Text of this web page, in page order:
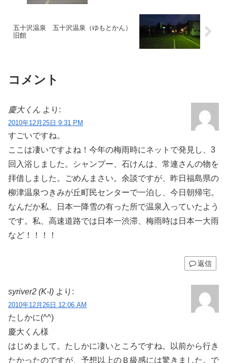
五十沢温泉 五十沢温泉（ゆもとかん）
旧館
コメント
慶大くん より:
2010年12月25日 9:31 PM
すごいですね。
ここは凄いですよね！今年の梅雨時にネットで発見し、3
回入浴しました。シャンプー、石けんは、常連さんの物を
拝借しました。ごめんまさい。余談ですが、昨日福島県の
柳津温泉つきみが丘町民センターで一泊し、今日朝帰宅。
なんだか私、日本一降雪の有った所で温泉入っていたよう
です。私、高速道路では日本一渋滞、梅雨時は日本一大雨
など！！！！
返信
syriver2 (K-I) より:
2010年12月26日 12:06 AM
たしかに(^^)
慶大くん様
はじめまして。たしかに凄いところですね。以前から行き
たかったのですが、予想以上のＢ級感には驚きました。で